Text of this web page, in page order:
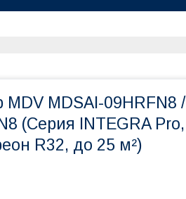
MDSAI-09HRFN8 /
(Серия INTEGRA Pro,
R32, до 25 м²)